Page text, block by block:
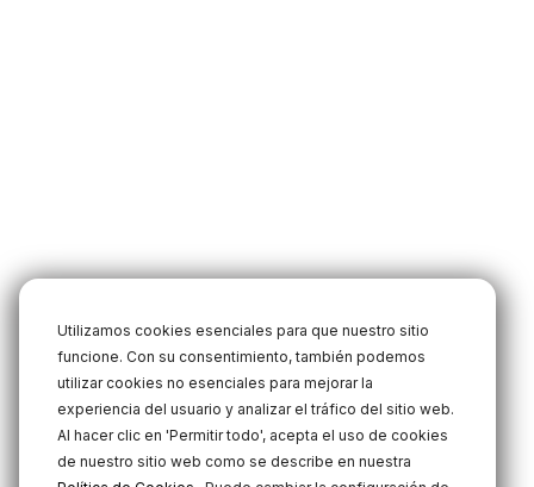
Utilizamos cookies esenciales para que nuestro sitio
funcione. Con su consentimiento, también podemos
utilizar cookies no esenciales para mejorar la
experiencia del usuario y analizar el tráfico del sitio web.
Al hacer clic en 'Permitir todo', acepta el uso de cookies
de nuestro sitio web como se describe en nuestra